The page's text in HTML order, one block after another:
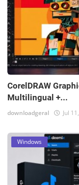
CorelDRAW
Multilingual +...
downloadgeral Jul
Windows